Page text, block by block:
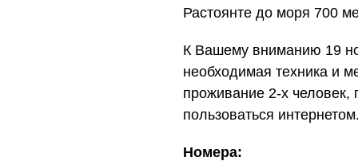
Растоянте до моря 700
К Вашему вниманию 19
необходимая техника и
проживание 2-х человек,
пользоваться
Номера: